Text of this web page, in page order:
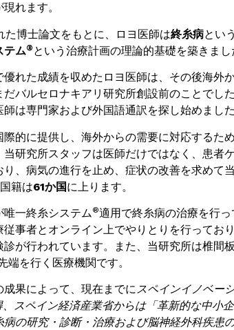
れます。
た博士論文をもとに、ロヨ医師は終糸病とい
テム® という治療計画の理論的基礎を築きまし
れた成績を収めたロヨ医師は、その後海外
だバルセロナキアリ研究所創設前のことでし
は専門家および外国語通訳を探し始めました
際的に提供し、海外からの需要に対応するた
研究所スタッフは医師だけではなく、患者
り、病気の進行を止め、症状の改善を求めて
籍は61か国に上ります。
一終糸システム®適用で終糸病の治療を行
事者とオンライン上でやりとりを行ってお
が行われています。また、当研究所は椎間
端を行く医療機関です。
成果によって、現在までにスペインイノベー
、スペイン経済産業省からは「革新的な中小
病の研究・診断・治療および脳神経外科疾患